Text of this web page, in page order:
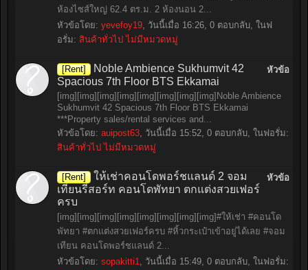
ห้องไซส์ใหญ่ 62.4 ตร.ม. 2 ห้องนอน 2...
หัวข้อโดย: yevefoy19, วันนี้เมื่อ 16:26, 0 ตอบกลับ, ในฟ
อรั่ม: สินค้าทั่วไป ไม่มีหมวดหมู่
หัวข้อ
[Rent]
Noble Ambience Sukhumvit 42
Spacious 7th Floor BTS Ekkamai
[img][img][img][img][img][img][img][img]Noble Ambience
Sukhumvit 42 Spacious 7th Floor BTS Ekkamai
***Property sales/rental services and...
หัวข้อโดย: auipost63, วันนี้เมื่อ 15:52, 0 ตอบกลับ, ในฟอรั่ม:
สินค้าทั่วไป ไม่มีหมวดหมู่
หัวข้อ
[Rent]
ให้เช่าคอนโดพอร์ชแลนด์ 2 จอม
เทียนรีสอร์ท คอนโดพัทยา ตกแต่งสวยเฟอร์
ครบ
[img][img][img][img][img][img][img][img]#ให้เช่า #คอนโด
พัทยา #ตกแต่งสวยเฟอร์ครบ #หิ้วกระเป๋าเข้าอยู่ได้เลย #จอม
เทียน คอนโดพอร์ชแลนด์ 2...
หัวข้อโดย: sopakitti1, วันนี้เมื่อ 15:49, 0 ตอบกลับ, ในฟอรั่ม: